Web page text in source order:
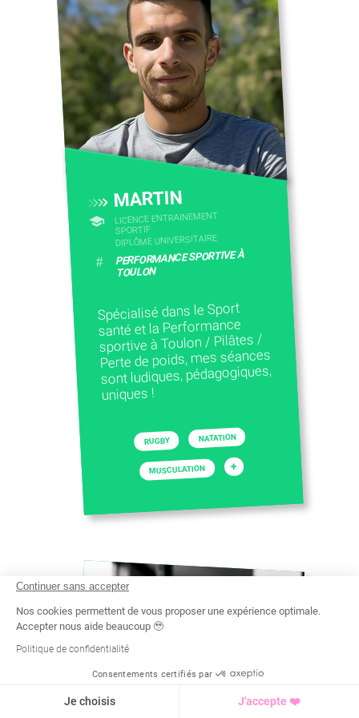
CONTACTEZ-NOUS
MARTIN
LICENCE ENTRAINEMENT
SPORTIF
DIPLÔME UNIVERSITAIRE
# PERFORMANCE SPORTIVE À
TOULON
Spécialisé dans le Sport
santé et la Performance
sportive à Toulon / Pilâtes /
Perte de poids, mes séances
sont ludiques, pédagogiques,
uniques !
RUGBY NATATION
MUSCULATION +
Continuer sans accepter
Nos cookies permettent de vous proposer une expérience optimale.
Accepter nous aide beaucoup 🥹
Politique de confidentialité
Consentements certifiés par
Je choisis J'accepte ❤️